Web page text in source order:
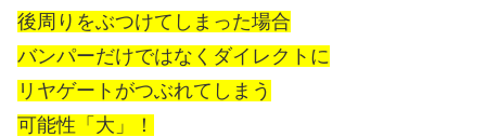
後周りをぶつけてしまった場合
バンパーだけではなくダイレクトに
リヤゲートがつぶれてしまう
可能性「大」！